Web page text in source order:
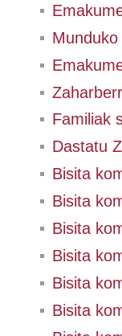
Familiak
Dastatu
Bisita
Bisita
Bisita
Bisita
Bisita
Bisita